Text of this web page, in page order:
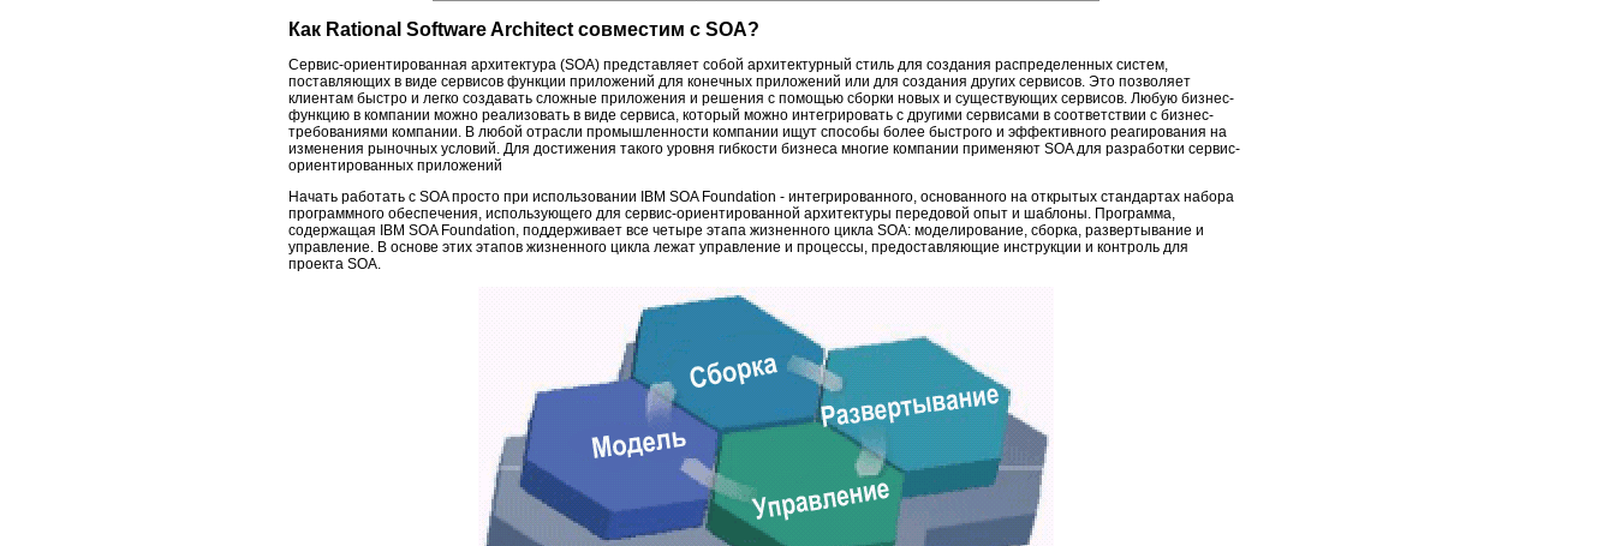
Как Rational Software Architect совместим с SOA?
Сервис-ориентированная архитектура (SOA) представляет собой архитектурный стиль для создания распределенных систем,
поставляющих в виде сервисов функции приложений для конечных приложений или для создания других сервисов. Это позволяет
клиентам быстро и легко создавать сложные приложения и решения с помощью сборки новых и существующих сервисов. Любую бизнес-
функцию в компании можно реализовать в виде сервиса, который можно интегрировать с другими сервисами в соответствии с бизнес-
требованиями компании. В любой отрасли промышленности компании ищут способы более быстрого и эффективного реагирования на
изменения рыночных условий. Для достижения такого уровня гибкости бизнеса многие компании применяют SOA для разработки сервис-
ориентированных приложений
Начать работать с SOA просто при использовании IBM SOA Foundation - интегрированного, основанного на открытых стандартах набора
программного обеспечения, использующего для сервис-ориентированной архитектуры передовой опыт и шаблоны. Программа,
содержащая IBM SOA Foundation, поддерживает все четыре этапа жизненного цикла SOA: моделирование, сборка, развертывание и
управление. В основе этих этапов жизненного цикла лежат управление и процессы, предоставляющие инструкции и контроль для
проекта SOA.